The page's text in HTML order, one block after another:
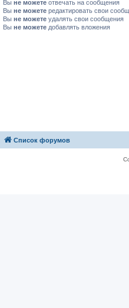
Вы не можете отвечать на сообщения
Вы не можете редактировать свои
Вы не можете удалять свои сообщения
Вы не можете добавлять вложения
Список форумов